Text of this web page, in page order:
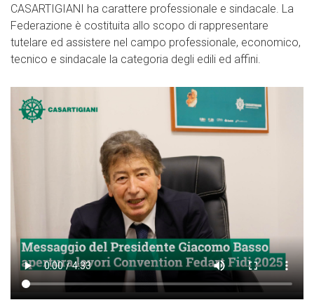
CASARTIGIANI ha carattere professionale e sindacale. La
Federazione è costituita allo scopo di rappresentare
tutelare ed assistere nel campo professionale, economico,
tecnico e sindacale la categoria degli edili ed affini.